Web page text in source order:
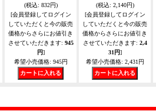
(税込: 832円)
[会員登録してログイン
していただくと今の販売
価格からさらにお値引き
させていただきます: 945
円]
希望小売価格: 945円
(税込: 2,140円)
[会員登録してログイン
していただくと今の販売
価格からさらにお値引き
させていただきます: 2,4
31円]
希望小売価格: 2,431円